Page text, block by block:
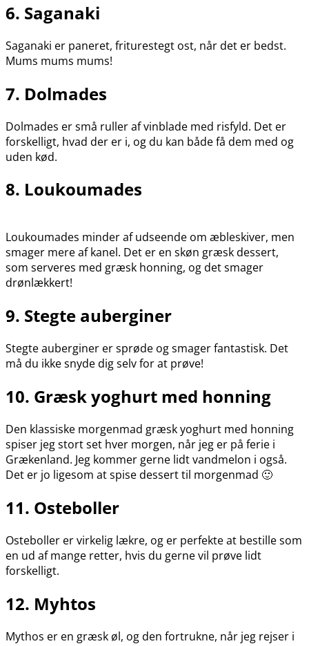
6. Saganaki
Saganaki er paneret, friturestegt ost, når det er bedst.
Mums mums mums!
7. Dolmades
Dolmades er små ruller af vinblade med risfyld. Det er
forskelligt, hvad der er i, og du kan både få dem med og
uden kød.
8. Loukoumades
Loukoumades minder af udseende om æbleskiver, men
smager mere af kanel. Det er en skøn græsk dessert,
som serveres med græsk honning, og det smager
drønlækkert!
9. Stegte auberginer
Stegte auberginer er sprøde og smager fantastisk. Det
må du ikke snyde dig selv for at prøve!
10. Græsk yoghurt med honning
Den klassiske morgenmad græsk yoghurt med honning
spiser jeg stort set hver morgen, når jeg er på ferie i
Grækenland. Jeg kommer gerne lidt vandmelon i også.
Det er jo ligesom at spise dessert til morgenmad 🙂
11. Osteboller
Osteboller er virkelig lækre, og er perfekte at bestille som
en ud af mange retter, hvis du gerne vil prøve lidt
forskelligt.
12. Myhtos
Mythos er en græsk øl, og den fortrukne, når jeg rejser i